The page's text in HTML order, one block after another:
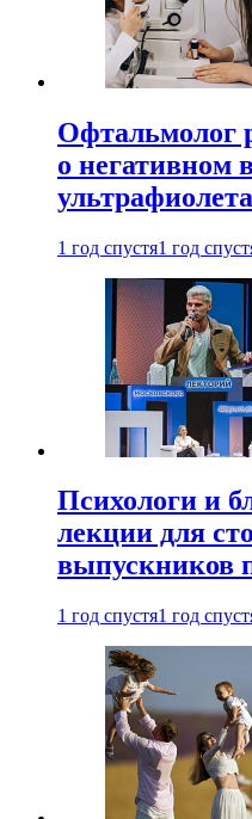
Офтальмолог
о негативном
1 год спустя1 год
Психологи и
лекции для
выпускников
1 год спустя1 год